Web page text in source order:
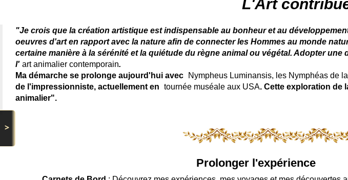
>
L'Art
"Je crois que la création artistique est indispensable au bonheur et au
oeuvres d'art en rapport avec la nature afin de connecter les Hommes au monde
certaine manière à la sérénité et la quiétude du règne animal ou végétal. Adopter
l' art animalier contemporain.
Ma démarche se prolonge aujourd'hui avec
Nympheus Luminansis, les Nymphéas de
de l'impressionniste, actuellement en tournée muséale aux USA. Cette exploration de
animalier".
Prolonger l'expérience